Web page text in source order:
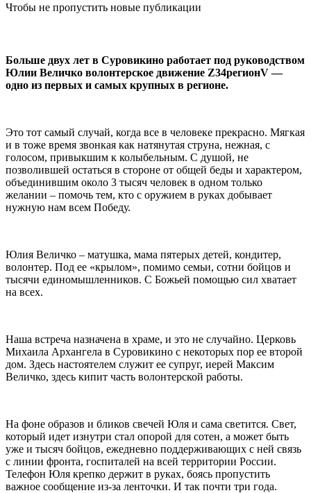
Чтобы не пропустить новые публикации
Больше двух лет в Суровикино работает под руководством
Юлии Величко волонтерское движение Z34регионV —
одно из первых и самых крупных в регионе.
Это тот самый случай, когда все в человеке прекрасно. Мягкая
и в тоже время звонкая как натянутая струна, нежная, с
голосом, привыкшим к колыбельным. С душой, не
позволившей остаться в стороне от общей беды и характером,
объединившим около 3 тысяч человек в одном только
желании – помочь тем, кто с оружием в руках добывает
нужную нам всем Победу.
Юлия Величко – матушка, мама пятерых детей, кондитер,
волонтер. Под ее «крылом», помимо семьи, сотни бойцов и
тысячи единомышленников. С Божьей помощью сил хватает
на всех.
Наша встреча назначена в храме, и это не случайно. Церковь
Михаила Архангела в Суровикино с некоторых пор ее второй
дом. Здесь настоятелем служит ее супруг, иерей Максим
Величко, здесь кипит часть волонтерской работы.
На фоне образов и бликов свечей Юля и сама светится. Свет,
который идет изнутри стал опорой для сотен, а может быть
уже и тысяч бойцов, ежедневно поддерживающих с ней связь
с линии фронта, госпиталей на всей территории России.
Телефон Юля крепко держит в руках, боясь пропустить
важное сообщение из-за ленточки. И так почти три года.